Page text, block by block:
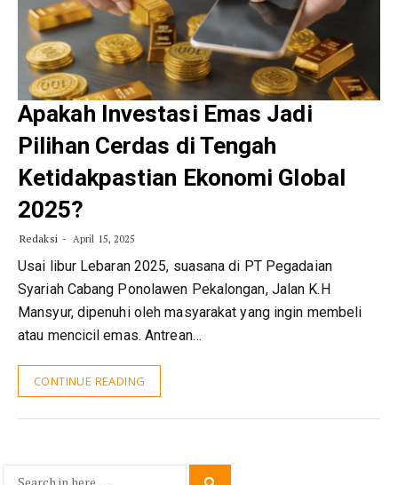
Apakah Investasi Emas Jadi
Pilihan Cerdas di Tengah
Ketidakpastian Ekonomi Global
2025?
Redaksi April 15, 2025
Usai libur Lebaran 2025, suasana di PT Pegadaian
Syariah Cabang Ponolawen Pekalongan, Jalan K.H
Mansyur, dipenuhi oleh masyarakat yang ingin membeli
atau mencicil emas. Antrean…
CONTINUE READING